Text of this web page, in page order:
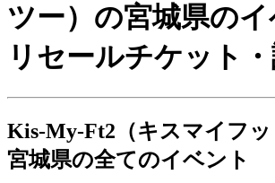
ツー）の宮城県の
リセールチケット
Kis-My-Ft2（キスマイフ
宮城県の全てのイベント